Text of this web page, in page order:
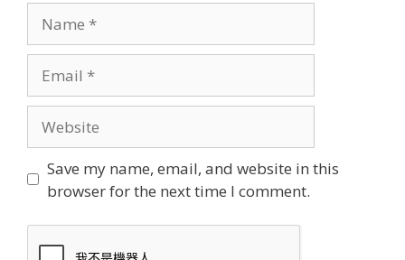
Save my name, email, and website in this
browser for the next time I comment.